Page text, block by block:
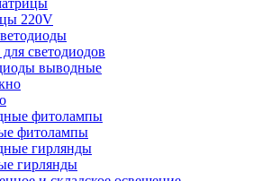
220V
светодиодов
выводные
фитолампы
гирлянды